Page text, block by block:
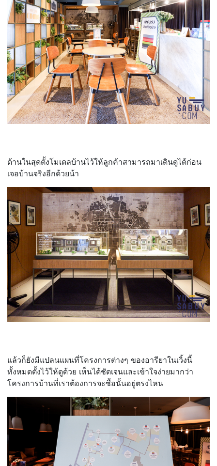
ด้านในสุดตั้งโมเดลบ้านไว้ให้ลูกค้าสามารถมาเดินดูได้ก่อน
เจอบ้านจริงอีกด้วยน้า
แล้วก็ยังมีแปลนแผนที่โครงการต่างๆ ของอารียาในเวิ้งนี้
ทั้งหมดตั้งไว้ให้ดูด้วย เห็นได้ชัดเจนและเข้าใจง่ายมากว่า
โครงการบ้านที่เราต้องการจะซื้อนั้นอยู่ตรงไหน